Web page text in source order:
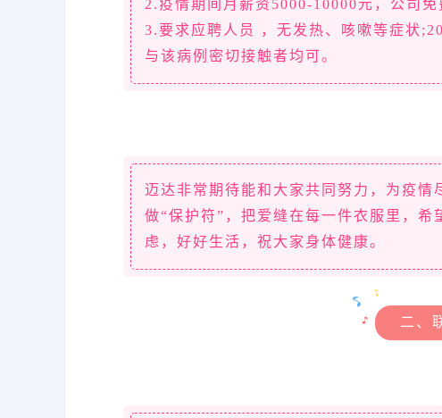
2.疫情期间月薪资5000-10000元，公司免
3.要求应聘人员 ，无发热、咳嗽等症状
与该病例密切接触者均可。
迈达非常期待能和大家共同努力，为疫
做“保护符”，把爱缝在每一件衣服里，
虑，好好生活，祝大家身体健康。
二、